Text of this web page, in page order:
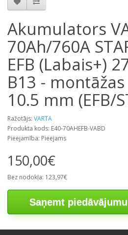
Akumulators
70Ah/760A
EFB (Labais+)
B13 -
10.5 mm (EFB/
Ražotājs: VARTA
Produkta kods: E40-70AHEFB-VABD
Pieejamība: Pieejams
150,00€
Bez nodokļa: 123,97€
Saņemt piedāvājumu